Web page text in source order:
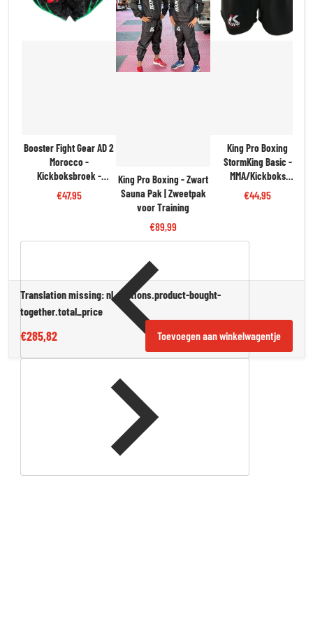
Booster Fight Gear AD 2
Morocco -
Kickboksbroek -
Zwart/Groen/Rood |
Trots & Flexibiliteit
€47,95
King Pro Boxing - Zwart
Sauna Pak | Zweetpak
voor Training
€89,99
King Pro Boxing
StormKing Basic -
MMA/Kickboks
Fightshort - Zwart | Stijl
& Beweegvrijheid
€44,95
Translation missing: nl.sections.product-bought-
together.total_price
€285,82 Toevoegen aan winkelwagentje